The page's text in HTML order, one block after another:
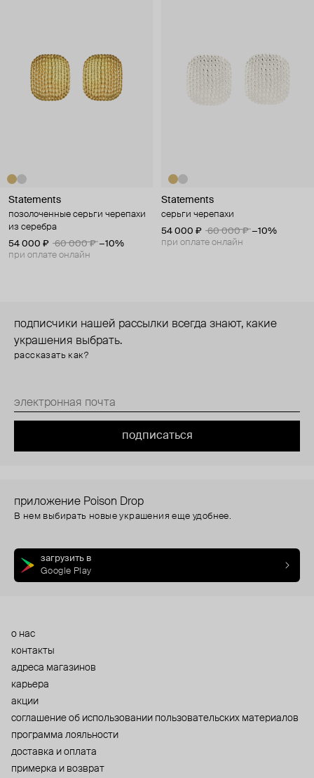
Statements
позолоченные серьги черепахи
из серебра
54 000 ₽
60 000 ₽ −10%
при оплате онлайн
Statements
серьги черепахи
54 000 ₽
60 000 ₽ −10%
при оплате онлайн
подписчики нашей рассылки всегда знают, какие
украшения выбрать.
рассказать как?
подписаться
приложение Poison Drop
В нем выбирать новые украшения еще удобнее.
загрузить в
Google Play
о нас
контакты
адреса магазинов
карьера
акции
cоглашение об использовании пользовательских материалов
программа лояльности
доставка и оплата
примерка и возврат